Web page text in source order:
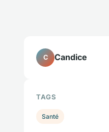
C Candice
TAGS
Santé